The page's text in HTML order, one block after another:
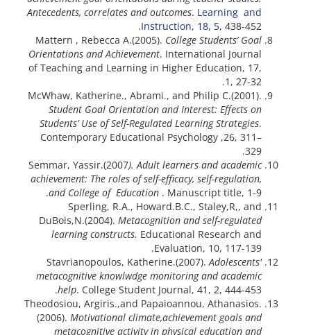
Antecedents, correlates and outcomes. Learning and
Instruction, 18, 5, 438-452.
Mattern , Rebecca A.(2005). College Students’ Goal
Orientations and Achievement. International Journal
of Teaching and Learning in Higher Education, 17,
1, 27-32.
McWhaw, Katherine., Abrami., and Philip C.(2001).
Student Goal Orientation and Interest: Effects on
Students’ Use of Self-Regulated Learning Strategies.
Contemporary Educational Psychology ,26, 311–
329.
Semmar, Yassir.(2007). Adult learners and academic
achievement: The roles of self-efficacy, self-regulation,
and College of Education . Manuscript title, 1-9.
Sperling, R.A., Howard.B.C., Staley,R,, and
DuBois,N.(2004). Metacognition and self-regulated
learning constructs. Educational Research and
Evaluation, 10, 117-139.
Stavrianopoulos, Katherine.(2007).Adolescents'
metacognitive knowlwdge monitoring and academic
help. College Student Journal, 41, 2, 444-453.
Theodosiou, Argiris.,and Papaioannou, Athanasios.
(2006). Motivational climate,achievement goals and
metacognitive activity in physical education and